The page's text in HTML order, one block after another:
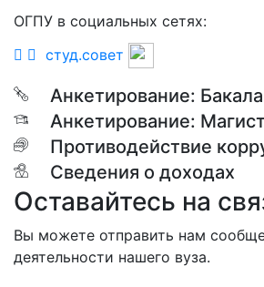
ОГПУ в социальных сетях:
студ.совет
Анкетирование:
Анкетирование:
Противодействие
Сведения о доходах
Оставайтесь на
Вы можете отправить нам
деятельности нашего вуза.